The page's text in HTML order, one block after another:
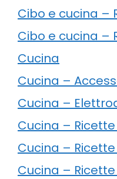
Cibo e cucina –
Cibo e cucina –
Cucina
Cucina –
Cucina –
Cucina –
Cucina –
Cucina –